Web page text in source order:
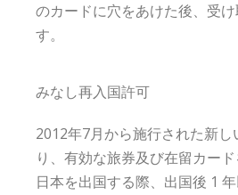
のカードに穴をあけた後、受
す。
みなし再入国許可
2012年7月から施行された新し
り、有効な旅券及び在留カー
日本を出国する際、出国後 1